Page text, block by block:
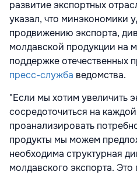
развитие экспортных
указал, что минэкономики
продвижению экспорта,
молдавской продукции на
поддержке отечественных
пресс-служба ведомства.
"Если мы хотим увеличить
сосредоточиться на
проанализировать
продукты мы можем
необходима структурная
молдавского экспорта. Это